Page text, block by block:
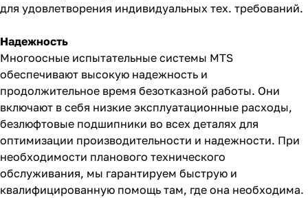
для удовлетворения индивидуальных тех. требований.
Надежность
Многоосные испытательные системы MTS
обеспечивают высокую надежность и
продолжительное время безотказной работы. Они
включают в себя низкие эксплуатационные расходы,
безлюфтовые подшипники во всех деталях для
оптимизации производительности и надежности. При
необходимости планового технического
обслуживания, мы гарантируем быструю и
квалифицированную помощь там, где она необходима.